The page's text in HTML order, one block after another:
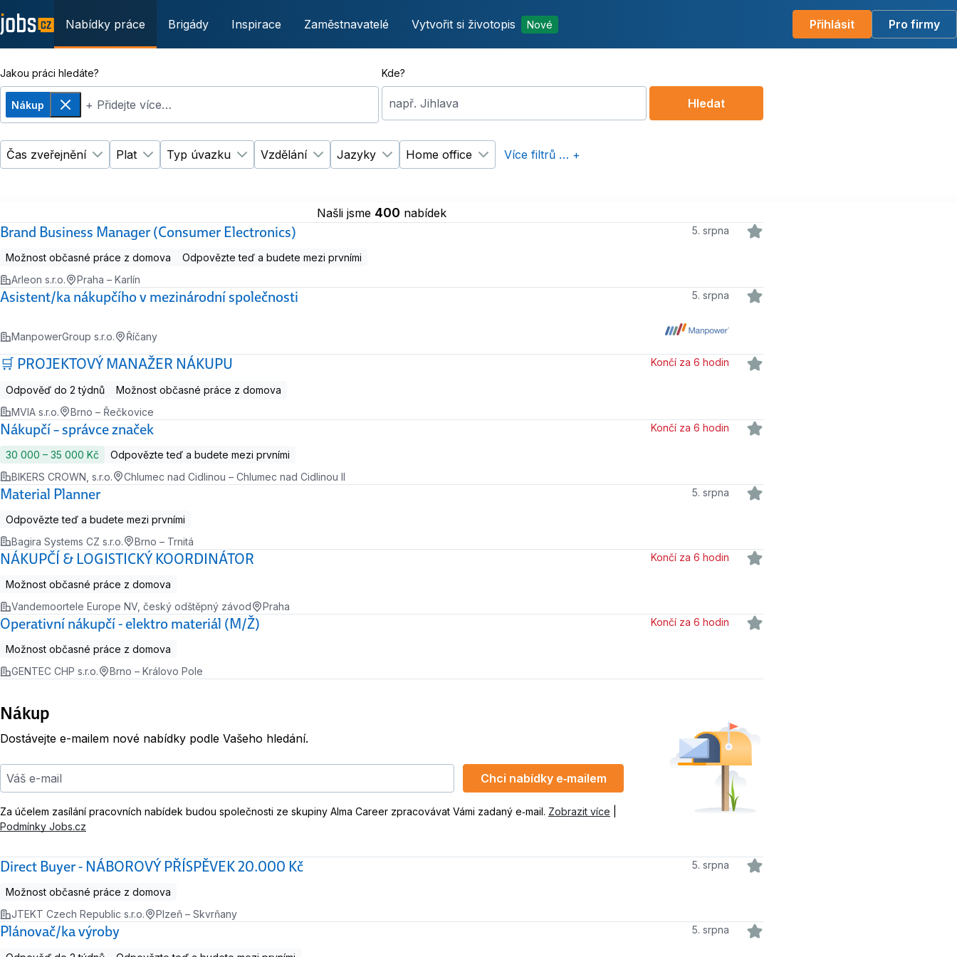
Nabídky práce Brigády Inspirace Zaměstnavatelé Vytvořit si životopis Nové Přihlásit Pro firmy
Jakou práci hledáte?
Nákup
Odebrat+ Přidejte více…
Kde?
např. Jihlava
Čas zveřejnění
Změnit filtr Čas zveřejnění
Plat
Změnit filtr Plat
Typ úvazku
Změnit filtr Typ úvazku
Vzdělání
Změnit filtr Vzdělání
Jazyky
Změnit filtr Jazyky
Home office
Změnit filtr Home office
Více filtrů … +
Hledat
Našli jsme 400 nabídek
Brand Business Manager (Consumer Electronics) 5. srpna
Možnost občasné práce z domova
Odpovězte teď a budete mezi prvními
Arleon s.r.o.
Praha – Karlín
Asistent/ka nákupčího v mezinárodní společnosti 5. srpna
ManpowerGroup s.r.o. Říčany
🛒 PROJEKTOVÝ MANAŽER NÁKUPU Končí za 6 hodin
Odpověď do 2 týdnů
Možnost občasné práce z domova
MVIA s.r.o.
Brno – Řečkovice
Nákupčí – správce značek Končí za 6 hodin
30 000 ‍–‍ 35 000 Kč
Odpovězte teď a budete mezi prvními
BIKERS CROWN, s.r.o.
Chlumec nad Cidlinou – Chlumec nad Cidlinou II
Material Planner 5. srpna
Odpovězte teď a budete mezi prvními
Bagira Systems CZ s.r.o.
Brno – Trnitá
NÁKUPČÍ & LOGISTICKÝ KOORDINÁTOR Končí za 6 hodin
Možnost občasné práce z domova
Vandemoortele Europe NV, český odštěpný závod
Praha
Operativní nákupčí - elektro materiál (M/Ž) Končí za 6 hodin
Možnost občasné práce z domova
GENTEC CHP s.r.o.
Brno – Královo Pole
Nákup
Dostávejte e-mailem nové nabídky podle Vašeho hledání.
Váš e-mail
Chci nabídky e‑mailem
Za účelem zasílání pracovních nabídek budou společnosti ze skupiny Alma Career zpracovávat Vámi zadaný e‑mail. Zobrazit více
Podmínky Jobs.cz
Direct Buyer - NÁBOROVÝ PŘÍSPĚVEK 20.000 Kč 5. srpna
Možnost občasné práce z domova
JTEKT Czech Republic s.r.o.
Plzeň – Skvrňany
Plánovač/ka výroby 5. srpna